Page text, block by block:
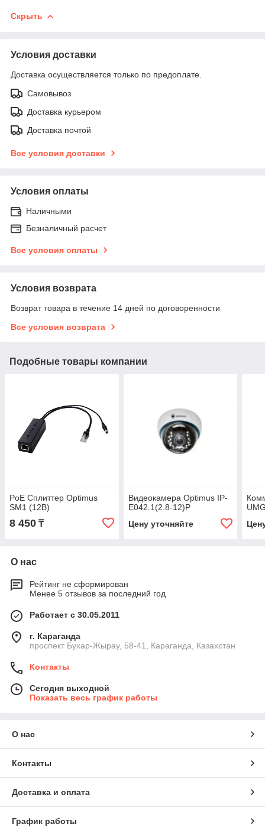
Скрыть
Условия доставки
Доставка осуществляется только по предоплате.
Самовывоз
Доставка курьером
Доставка почтой
Все условия доставки
Условия оплаты
Наличными
Безналичный расчет
Все условия оплаты
Условия возврата
Возврат товара в течение 14 дней по договоренности
Все условия возврата
Подобные товары компании
PoE Сплиттер Optimus
SM1 (12B)
8 450 ₸
Видеокамера Optimus IP-
E042.1(2.8-12)P
Цену уточняйте
О нас
Рейтинг не сформирован
Менее 5 отзывов за последний год
Работает с 30.05.2011
г. Караганда
проспект Бухар-Жырау, 58-41, Караганда, Казахстан
Контакты
Сегодня выходной
Показать весь график работы
О нас
Контакты
Доставка и оплата
График работы